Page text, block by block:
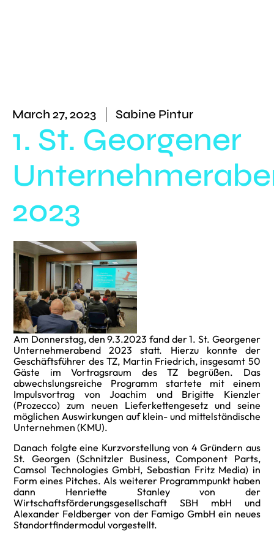
March 27, 2023 Sabine Pintur
1. St. Georgener
2023
Am Donnerstag, den 9.3.2023 fand der 1. St. Georgener
Unternehmerabend 2023 statt. Hierzu konnte der
Geschäftsführer des TZ, Martin Friedrich, insgesamt 50
Gäste im Vortragsraum des TZ begrüßen. Das
abwechslungsreiche Programm startete mit einem
Impulsvortrag von Joachim und Brigitte Kienzler
(Prozecco) zum neuen Lieferkettengesetz und seine
möglichen Auswirkungen auf klein- und mittelständische
Unternehmen (KMU).
Danach folgte eine Kurzvorstellung von 4 Gründern aus
St. Georgen (Schnitzler Business, Component Parts,
Camsol Technologies GmbH, Sebastian Fritz Media) in
Form eines Pitches. Als weiterer Programmpunkt haben
dann Henriette Stanley von der
Wirtschaftsförderungsgesellschaft SBH mbH und
Alexander Feldberger von der Famigo GmbH ein neues
Standortfindermodul vorgestellt.